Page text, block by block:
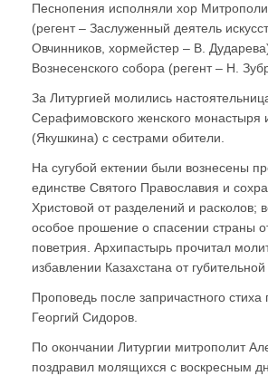
Песнопения исполняли хор
(регент – Заслуженный деятель
Овчинников, хормейстер – В.
Вознесенского собора (регент – Н.
За Литургией молились
Серафимовского женского монастыря
(Якушкина) с сестрами обители.
На сугубой ектении были вознесены
единстве Святого Православия и
Христовой от разделений и расколов;
особое прошение о спасении страны
поветрия. Архипастырь прочитал
избавлении Казахстана от
Проповедь после запричастного стиха
Георгий Сидоров.
По окончании Литургии митрополит
поздравил молящихся с воскресным